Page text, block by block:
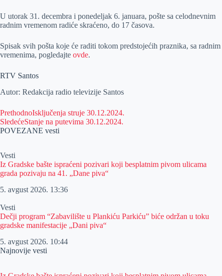
U utorak 31. decembra i ponedeljak 6. januara, pošte sa celodnevnim
radnim vremenom radiće skraćeno, do 17 časova.
Spisak svih pošta koje će raditi tokom predstojećih praznika, sa radnim
vremenima, pogledajte ovde.
RTV Santos
Autor: Redakcija radio televizije Santos
PrethodnoIsključenja struje 30.12.2024.
SledećeStanje na putevima 30.12.2024.
POVEZANE vesti
Vesti
Iz Gradske bašte ispraćeni pozivari koji besplatnim pivom ulicama
grada pozivaju na 41. „Dane piva“
5. avgust 2026. 13:36
Vesti
Dečji program “Zabavilište u Plankiću Parkiću” biće održan u toku
gradske manifestacije „Dani piva“
5. avgust 2026. 10:44
Najnovije vesti